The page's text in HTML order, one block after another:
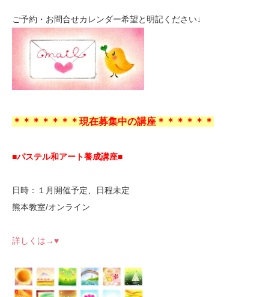
ご予約・お問合せカレンダー希望と明記ください↓
＊＊＊＊＊＊＊現在募集中の講座＊＊＊＊＊＊
■パステル和アート養成講座■
日時：１月開催予定、日程未定
熊本教室/オンライン
詳しくは→♥